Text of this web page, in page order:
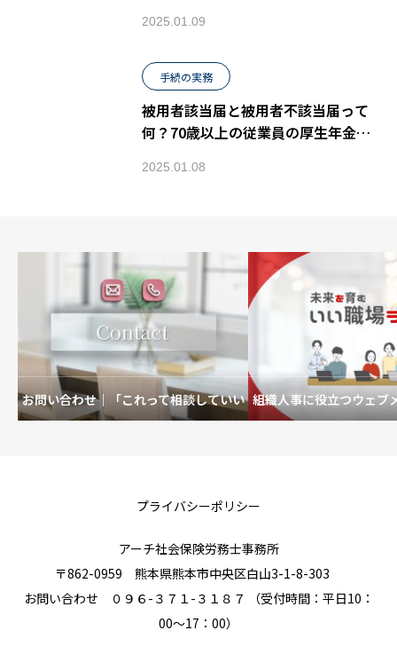
2025.01.09
手続の実務
被用者該当届と被用者不該当届って
何？70歳以上の従業員の厚生年金保
2025.01.08
お問い合わせ｜「これって相談していい 組織人事に役立つウェブ
プライバシーポリシー
アーチ社会保険労務士事務所
〒862-0959 熊本県熊本市中央区白山3-1-8-303
お問い合わせ ０９６-３７１-３１８７ （受付時間：平日10：
00～17：00）